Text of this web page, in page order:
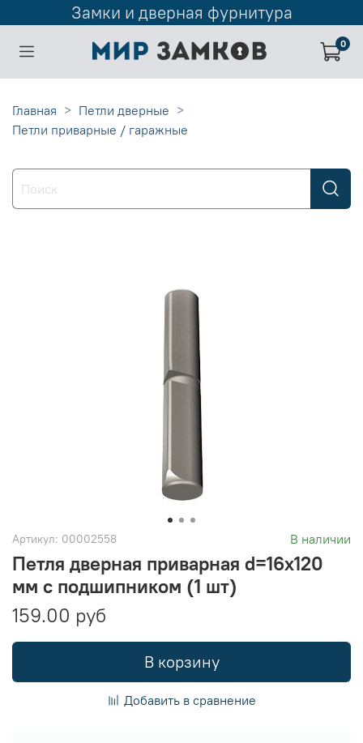
Замки и дверная фурнитура
0
Главная
Петли дверные
Петли приварные / гаражные
Артикул: 00002558 В наличии
Петля дверная приварная d=16х120
мм с подшипником (1 шт)
159.00 руб
В корзину
Добавить в сравнение